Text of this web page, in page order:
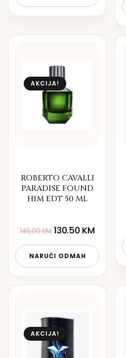
AKCIJA!
ROBERTO CAVALLI
PARADISE FOUND
HIM EDT 50 ML
145.00KM 130.50 KM
NARUČI ODMAH
AKCIJA!